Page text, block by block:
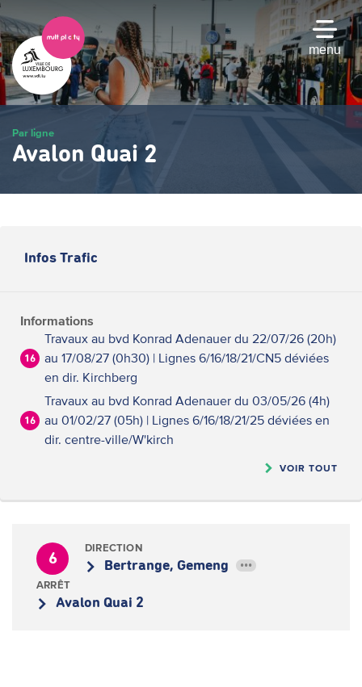
Passer
au
contenu
principal
menu
Par ligne
Avalon Quai 2
Infos Trafic
Informations
16
Travaux au bvd Konrad Adenauer du 22/07/26 (20h)
au 17/08/27 (0h30) | Lignes 6/16/18/21/CN5 déviées
en dir. Kirchberg
16
Travaux au bvd Konrad Adenauer du 03/05/26 (4h)
au 01/02/27 (05h) | Lignes 6/16/18/21/25 déviées en
dir. centre-ville/W'kirch
VOIR TOUT
6
DIRECTION
Bertrange, Gemeng •••
ARRÊT
Avalon Quai 2